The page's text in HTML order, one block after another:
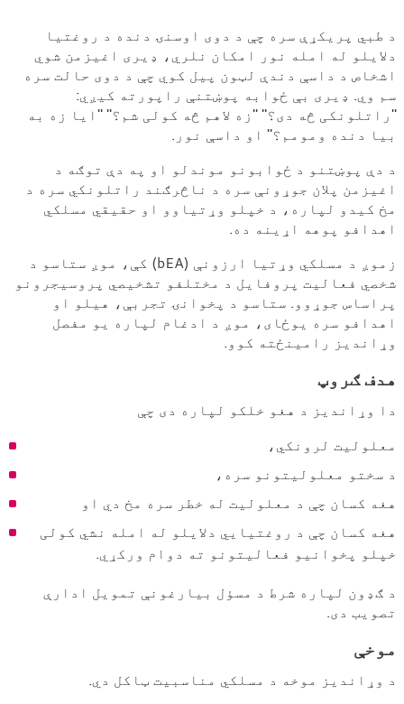
د
مسلکي
وړتیا
تحلیل
د طبي پریکړې سره چې د دوی اوسنۍ دنده د روغتیا
دلایلو له امله نور امکان نلري، ډیری اغیزمن شوي
اشخاص د داسې دندې لټون پیل کوي چې د دوی حالت سره
سم وي. ډیری بې ځوابه پوښتنې راپورته کیږي:
"راتلونکی څه دی؟" "زه لاهم څه کولی شم؟" "ایا زه به
بیا دنده ومومم؟" او داسې نور.
د دې پوښتنو د ځوابونو موندلو او په دې توګه د
اغیزمن پلان جوړونې سره د ناڅرګند راتلونکي سره د
مخ کیدو لپاره، د خپلو وړتیاوو او حقیقي مسلکي
اهدافو پوهه اړینه ده.
زموږ د مسلکي وړتیا ارزونې (bEA) کې، موږ ستاسو د
شخصي فعالیت پروفایل د مختلفو تشخیصي پروسیجرونو
پراساس جوړوو. ستاسو د پخوانۍ تجربې، هیلو او
اهدافو سره یوځای، موږ د ادغام لپاره یو مفصل
وړاندیز رامینځته کوو.
هدف ګروپ
دا وړاندیز د هغو خلکو لپاره دی چې
معلولیت لرونکي،
د سختو معلولیتونو سره،
هغه کسان چې د معلولیت له خطر سره مخ دي او
هغه کسان چې د روغتیايي دلایلو له امله نشي کولی
خپلو پخوانیو فعالیتونو ته دوام ورکړي.
د ګډون لپاره شرط د مسؤل بیارغونې تمویل ادارې
تصویب دی.
موخې
د وړاندیز موخه د مسلکي مناسبیت ټاکل دي.